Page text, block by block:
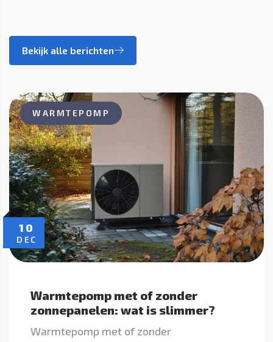
Bekijk alle berichten
10
DEC
WARMTEPOMP
Warmtepomp met of zonder
zonnepanelen: wat is slimmer?
Warmtepomp met of zonder